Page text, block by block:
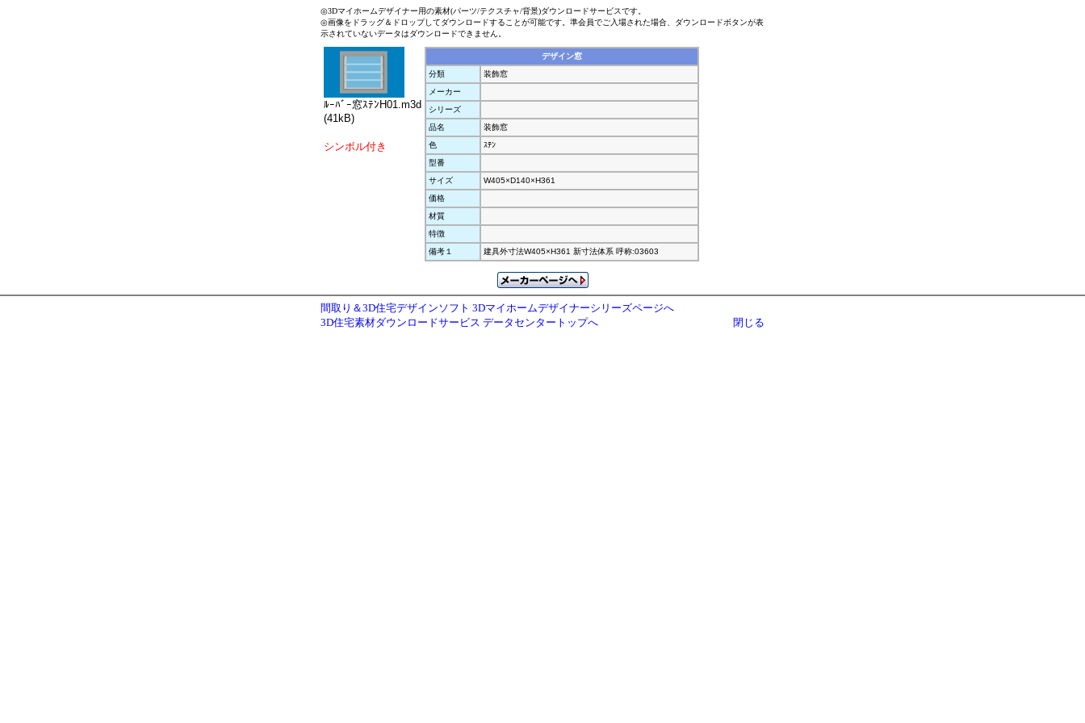
◎3Dマイホームデザイナー用の素材(パーツ/テクスチャ/背景)ダウンロードサービスです。
◎画像をドラッグ＆ドロップしてダウンロードすることが可能です。準会員でご入場された場合、ダウンロードボタンが表
示されていないデータはダウンロードできません。
ﾙｰﾊﾞｰ窓ｽﾃﾝH01.m3d
(41kB)
シンボル付き
デザイン窓
分類
装飾窓
メーカー
シリーズ
品名
装飾窓
色
ｽﾃﾝ
型番
サイズ
W405×D140×H361
価格
材質
特徴
備考１
建具外寸法W405×H361 新寸法体系 呼称:03603
間取り＆3D住宅デザインソフト 3Dマイホームデザイナーシリーズページへ
3D住宅素材ダウンロードサービス データセンタートップへ
閉じる